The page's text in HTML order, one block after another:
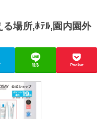
場所,ﾎﾃﾙ,園内園外
送る Pocket